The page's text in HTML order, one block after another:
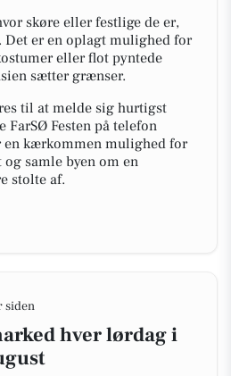
skøre eller festlige de er,
Det er en oplagt mulighed for
eller flot pyntede
sætter grænser.
til at melde sig hurtigst
FarSØ Festen på telefon
en kærkommen mulighed for
samle byen om en
stolte af.
siden
hver lørdag i